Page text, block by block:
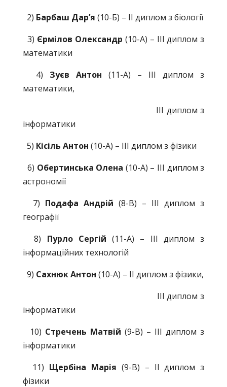
2) Барбаш Дар’я (10-Б) – ІІ диплом з біології
3) Єрмілов Олександр (10-А) – ІІІ диплом з
математики
4) Зуєв Антон (11-А) – ІІІ диплом з
математики,
ІІІ диплом з
інформатики
5) Кісіль Антон (10-А) – ІІІ диплом з фізики
6) Обертинська Олена (10-А) – ІІІ диплом з
астрономії
7) Подафа Андрій (8-В) – ІІІ диплом з
географії
8) Пурло Сергій (11-А) – ІІІ диплом з
інформаційних технологій
9) Сахнюк Антон (10-А) – ІІ диплом з фізики,
ІІІ диплом з
інформатики
10) Стречень Матвій (9-В) – ІІІ диплом з
інформатики
11) Щербіна Марія (9-В) – ІІ диплом з
фізики